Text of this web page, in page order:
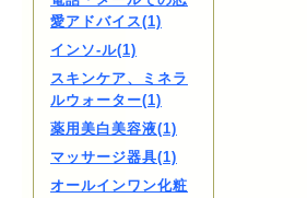
愛アドバイス(1)
インソ-ル(1)
スキンケア、ミネラ
ルウォーター(1)
薬用美白美容液(1)
マッサージ器具(1)
オールインワン化粧